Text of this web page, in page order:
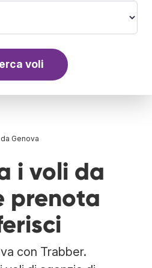
voli
Genova
i voli da
prenota
con Trabber.